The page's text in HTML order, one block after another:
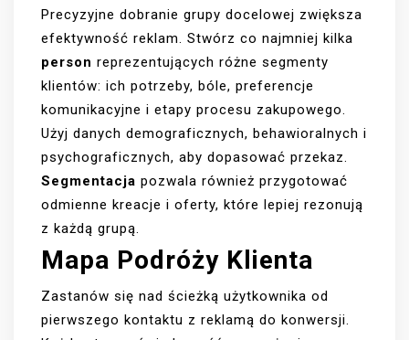
Precyzyjne dobranie grupy docelowej zwiększa
efektywność reklam. Stwórz co najmniej kilka
person reprezentujących różne segmenty
klientów: ich potrzeby, bóle, preferencje
komunikacyjne i etapy procesu zakupowego.
Użyj danych demograficznych, behawioralnych i
psychograficznych, aby dopasować przekaz.
Segmentacja pozwala również przygotować
odmienne kreacje i oferty, które lepiej rezonują
z każdą grupą.
Mapa Podróży Klienta
Zastanów się nad ścieżką użytkownika od
pierwszego kontaktu z reklamą do konwersji.